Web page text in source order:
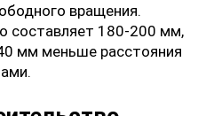
вращения.
составляет 180-200 мм,
мм меньше расстояния